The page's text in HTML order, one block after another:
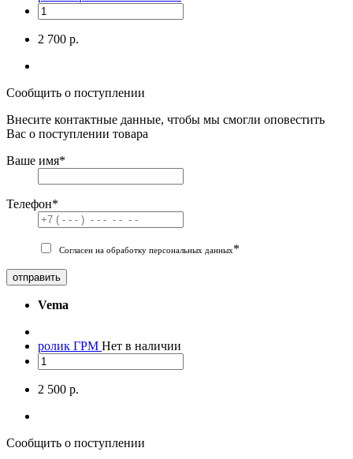
2 700 р.
Сообщить о поступлении
Внесите контактные данные, чтобы мы смогли оповестить
Вас о поступлении товара
Ваше имя*
Телефон*
Согласен на обработку персональных данных*
отправить
Vema
ролик ГРМ Нет в наличии
2 500 р.
Сообщить о поступлении